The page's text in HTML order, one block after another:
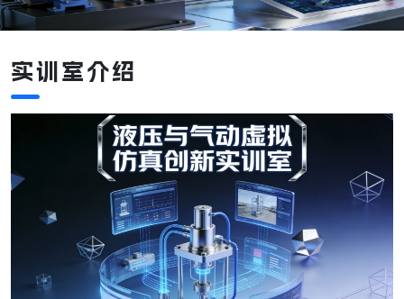
实训室介绍